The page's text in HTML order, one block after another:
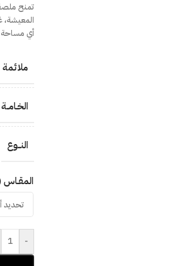
تمنح
المعيشة،
أي مساحة
الخـامــة
النــوع
-